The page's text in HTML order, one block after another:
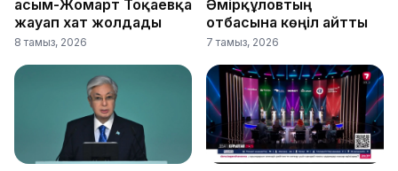
Қасым-Жомарт Тоқаевқа
жауап хат жолдады
8 тамыз, 2026
Әмірқұловтың
отбасына көңіл айтты
7 тамыз, 2026